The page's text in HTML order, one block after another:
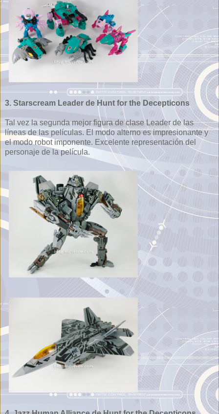
3. Starscream Leader de Hunt for the Decepticons
Tal vez la segunda mejor figura de clase Leader de las
líneas de las películas. El modo alterno es impresionante y
el modo robot imponente. Excelente representación del
personaje de la película.